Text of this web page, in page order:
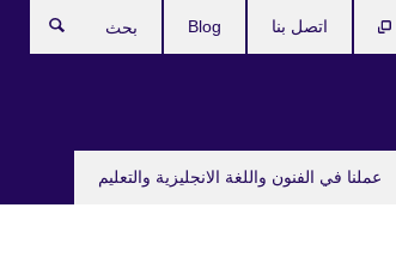
عملنا في الفنون واللغة الانجليزية والتعليم
اتصل بنا Blog